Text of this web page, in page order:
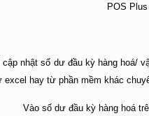
cập nhật số dư đầu kỳ hàng
hay từ phần mềm khác